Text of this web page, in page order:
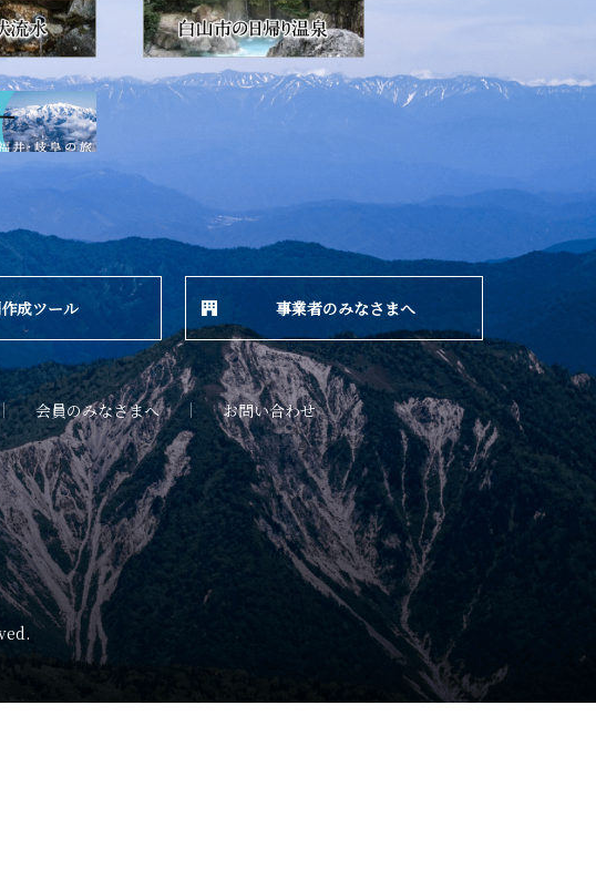
成ツール 事業者のみなさまへ
会員のみなさまへ お問い合わせ